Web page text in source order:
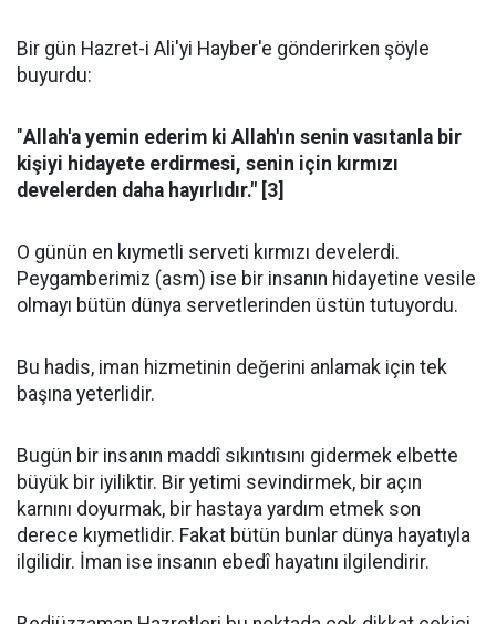
Bir gün Hazret-i Ali'yi Hayber'e gönderirken şöyle
buyurdu:
"Allah'a yemin ederim ki Allah'ın senin vasıtanla bir
kişiyi hidayete erdirmesi, senin için kırmızı
develerden daha hayırlıdır." [3]
O günün en kıymetli serveti kırmızı develerdi.
Peygamberimiz (asm) ise bir insanın hidayetine vesile
olmayı bütün dünya servetlerinden üstün tutuyordu.
Bu hadis, iman hizmetinin değerini anlamak için tek
başına yeterlidir.
Bugün bir insanın maddî sıkıntısını gidermek elbette
büyük bir iyiliktir. Bir yetimi sevindirmek, bir açın
karnını doyurmak, bir hastaya yardım etmek son
derece kıymetlidir. Fakat bütün bunlar dünya hayatıyla
ilgilidir. İman ise insanın ebedî hayatını ilgilendirir.